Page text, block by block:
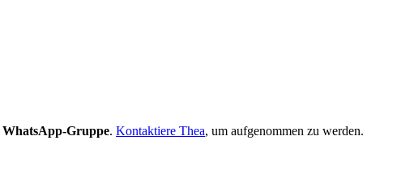
WhatsApp-Gruppe. Kontaktiere Thea, um aufgenommen zu werden.